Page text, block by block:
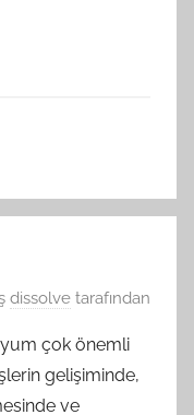
dissolve tarafından
çok önemli
gelişiminde,
ve